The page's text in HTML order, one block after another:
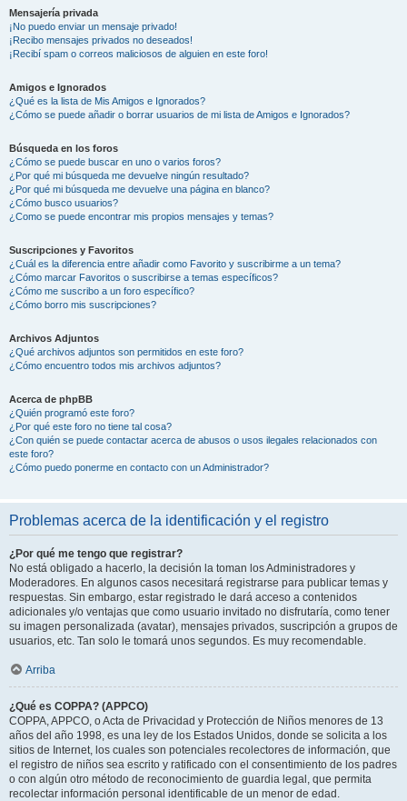
Mensajería privada
¡No puedo enviar un mensaje privado!
¡Recibo mensajes privados no deseados!
¡Recibí spam o correos maliciosos de alguien en este foro!
Amigos e Ignorados
¿Qué es la lista de Mis Amigos e Ignorados?
¿Cómo se puede añadir o borrar usuarios de mi lista de Amigos e Ignorados?
Búsqueda en los foros
¿Cómo se puede buscar en uno o varios foros?
¿Por qué mi búsqueda me devuelve ningún resultado?
¿Por qué mi búsqueda me devuelve una página en blanco?
¿Cómo busco usuarios?
¿Como se puede encontrar mis propios mensajes y temas?
Suscripciones y Favoritos
¿Cuál es la diferencia entre añadir como Favorito y suscribirme a un tema?
¿Cómo marcar Favoritos o suscribirse a temas específicos?
¿Cómo me suscribo a un foro específico?
¿Cómo borro mis suscripciones?
Archivos Adjuntos
¿Qué archivos adjuntos son permitidos en este foro?
¿Cómo encuentro todos mis archivos adjuntos?
Acerca de phpBB
¿Quién programó este foro?
¿Por qué este foro no tiene tal cosa?
¿Con quién se puede contactar acerca de abusos o usos ilegales relacionados con
este foro?
¿Cómo puedo ponerme en contacto con un Administrador?
Problemas acerca de la identificación y el registro
¿Por qué me tengo que registrar?
No está obligado a hacerlo, la decisión la toman los Administradores y
Moderadores. En algunos casos necesitará registrarse para publicar temas y
respuestas. Sin embargo, estar registrado le dará acceso a contenidos
adicionales y/o ventajas que como usuario invitado no disfrutaría, como tener
su imagen personalizada (avatar), mensajes privados, suscripción a grupos de
usuarios, etc. Tan solo le tomará unos segundos. Es muy recomendable.
Arriba
¿Qué es COPPA? (APPCO)
COPPA, APPCO, o Acta de Privacidad y Protección de Niños menores de 13
años del año 1998, es una ley de los Estados Unidos, donde se solicita a los
sitios de Internet, los cuales son potenciales recolectores de información, que
el registro de niños sea escrito y ratificado con el consentimiento de los padres
o con algún otro método de reconocimiento de guardia legal, que permita
recolectar información personal identificable de un menor de edad.